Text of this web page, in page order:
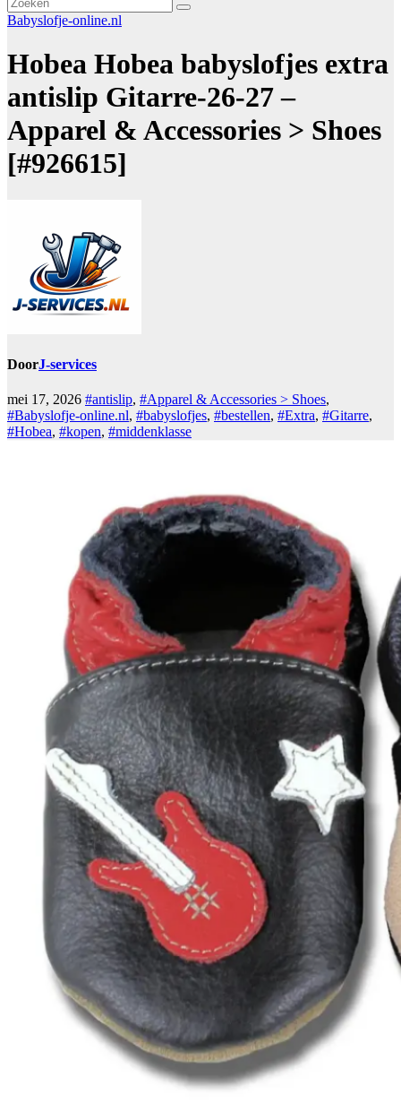
Babyslofje-online.nl
Hobea Hobea babyslofjes extra
antislip Gitarre-26-27 –
Apparel & Accessories > Shoes
[#926615]
DoorJ-services
mei 17, 2026 #antislip, #Apparel & Accessories > Shoes,
#Babyslofje-online.nl, #babyslofjes, #bestellen, #Extra, #Gitarre,
#Hobea, #kopen, #middenklasse